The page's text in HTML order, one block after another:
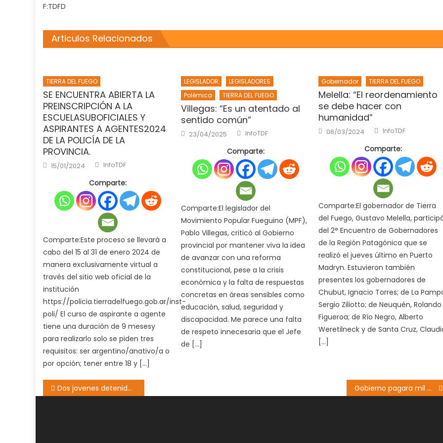
F:TDFD
Articulos Relacionados
TIERRA DEL FUEGO
SE ENCUENTRA ABIERTA LA
PREINSCRIPCIÓN A LA
ESCUELASUBOFICIALES Y
ASPIRANTES A AGENTES2024
DE LA POLICÍA DE LA
PROVINCIA.
Posted
on
15/01/2024 Author
InfoTDF
Comparte:
Comparte:Este proceso se llevará a
cabo del 15 al 31 de enero 2024 de
manera exclusivamente virtual a
través del sitio web oficial de la
institución
https://policia.tierradelfuego.gob.ar/inst-
poli/ El curso de aspirante a agente
tiene una duración de 9 mesesy
para realizarlo solo se piden tres
requisitos: ser argentino/anativo/a o
por opción; tener entre 18 y […]
LEGISLADOR
LEGISLADORES
Polémica
TIERRA DEL FUEGO
Villegas: “Es un atentado al
sentido común”
Posted
on
23/04/2025 Author
InfoTDF
Comparte:
Comparte:El legislador del
Movimiento Popular Fueguino (MPF),
Pablo Villegas, criticó al Gobierno
provincial por mantener viva la idea
de avanzar con una reforma
constitucional, pese a la crisis
económica y la falta de respuestas
concretas en áreas sensibles como
educación, salud, seguridad y
discapacidad. Me parece una falta
de respeto innecesaria que el Jefe
de […]
Gobernador TIERRA DEL FUEGO
Melella: “El reordenamiento
se debe hacer con
humanidad”
Posted
on
08/03/2024 Author
InfoTDF
Comparte:
Comparte:El gobernador de Tierra
del Fuego, Gustavo Melella,
del 2° Encuentro de Gobernadores
de la Región Patagónica que se
realizó el jueves último en Puerto
Madryn. Estuvieron también
presentes los gobernadores de
Chubut, Ignacio Torres; de La
Sergio Ziliotto; de Neuquén, Rolando
Figueroa; de Río Negro, Alberto
Weretilneck y de Santa Cruz,
[…]
Navegación
Dos jovenes detenidos por golpear y robarle a una mujer en la via publica Gobierno pagara mil millones a Gancedo por paralizar obra del Corredor del Beagle